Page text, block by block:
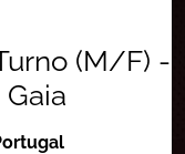
(M/F) -